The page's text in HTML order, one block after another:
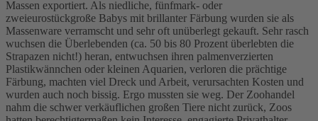
Massen exportiert. Als niedliche, fünfmark- oder
zweieurostückgroße Babys mit brillanter Färbung wurden sie als
Massenware verramscht und sehr oft unüberlegt gekauft. Sehr rasch
wuchsen die Überlebenden (ca. 50 bis 80 Prozent überlebten die
Strapazen nicht!) heran, entwuchsen ihren palmenverzierten
Plastikwännchen oder kleinen Aquarien, verloren die prächtige
Färbung, machten viel Dreck und Arbeit, verursachten Kosten und
wurden auch noch bissig. Ergo mussten sie weg. Der Zoohandel
nahm die schwer verkäuflichen großen Tiere nicht zurück, Zoos